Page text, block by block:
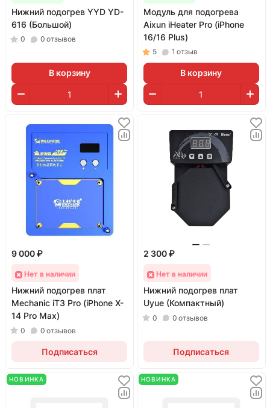
Нижний подогрев YYD YD-
616 (Большой)
0 0 отзывов
В корзину
Модуль для подогрева
Aixun iHeater Pro (iPhone
16/16 Plus)
5 1 отзыв
В корзину
9 000 ₽
Нет в наличии
Нижний подогрев плат
Mechanic iT3 Pro (iPhone X-
14 Pro Max)
0 0 отзывов
Подписаться
2 300 ₽
Нет в наличии
Нижний подогрев плат
Uyue (Компактный)
0 0 отзывов
Подписаться
НОВИНКА НОВИНКА